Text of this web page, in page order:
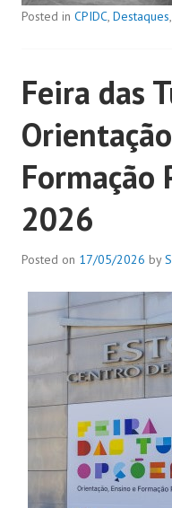
Posted in CPIDC, Destaques,
Feira das
Formação
2026
Posted on 17/05/2026 by